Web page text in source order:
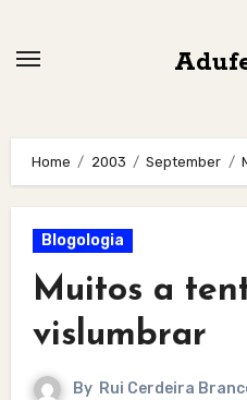
Home 2003 September
Blogologia
Muitos a
vislumbrar
By Rui Cerdeira